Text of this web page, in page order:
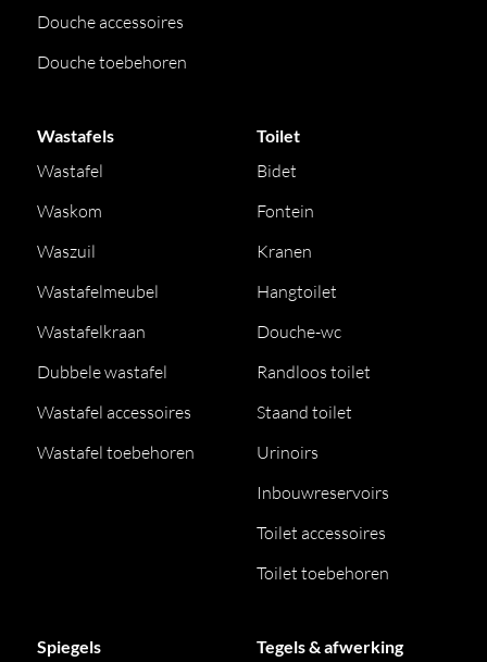
Douche accessoires
Douche toebehoren
Wastafels
Wastafel
Waskom
Waszuil
Wastafelmeubel
Wastafelkraan
Dubbele wastafel
Wastafel accessoires
Wastafel toebehoren
Toilet
Bidet
Fontein
Kranen
Hangtoilet
Douche-wc
Randloos toilet
Staand toilet
Urinoirs
Inbouwreservoirs
Toilet accessoires
Toilet toebehoren
Spiegels Tegels & afwerking